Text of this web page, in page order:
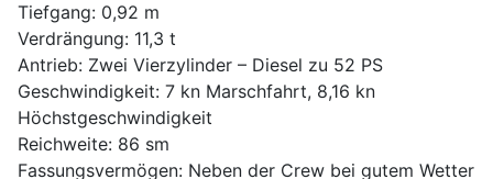
Tiefgang: 0,92 m
Verdrängung: 11,3 t
Antrieb: Zwei Vierzylinder – Diesel zu 52 PS
Geschwindigkeit: 7 kn Marschfahrt, 8,16 kn
Höchstgeschwindigkeit
Reichweite: 86 sm
Fassungsvermögen: Neben der Crew bei gutem Wetter